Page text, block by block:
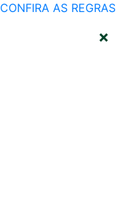
CONFIRA AS REGRAS